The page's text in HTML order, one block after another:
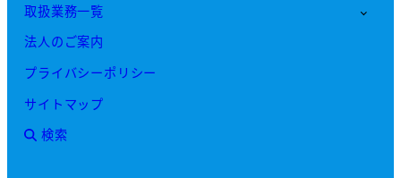
取扱業務一覧
法人のご案内
プライバシーポリシー
サイトマップ
検索